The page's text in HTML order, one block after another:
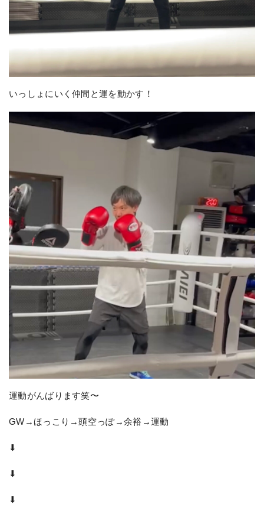
いっしょにいく仲間と運を動かす！
運動がんばります笑〜
GW→ほっこり→頭空っぽ→余裕→運動
⬇︎
⬇︎
⬇︎